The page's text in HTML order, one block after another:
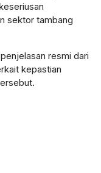
sektor tambang
resmi dari
kepastian